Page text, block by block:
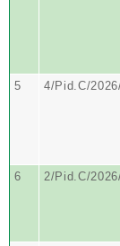
5
4/Pid.C/
6
2/Pid.C/